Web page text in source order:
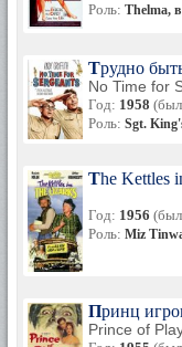
Роль: Thelma,
Трудно
No Time for
Год: 1958
Роль: Sgt.
The Kettles
Год: 1956
Роль: Miz
Принц
Prince of